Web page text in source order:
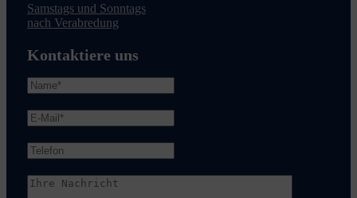
Samstags und Sonntags
nach Verabredung
Kontaktiere uns